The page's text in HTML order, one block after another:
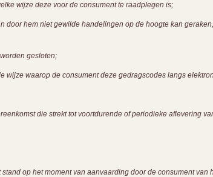
wijze deze voor de consument te raadplegen is;
door hem niet gewilde handelingen op de hoogte kan
gesloten;
waarop de consument deze gedragscodes langs
die strekt tot voortdurende of periodieke aflevering
op het moment van aanvaarding door de consument